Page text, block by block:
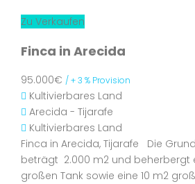
Zu Verkaufen
Finca in Arecida
95.000€ / + 3 % Provision
Kultivierbares Land
Arecida - Tijarafe
Kultivierbares Land
Finca in Arecida, Tijarafe Die
beträgt 2.000 m2 und beherbergt
großen Tank sowie eine 10 m2